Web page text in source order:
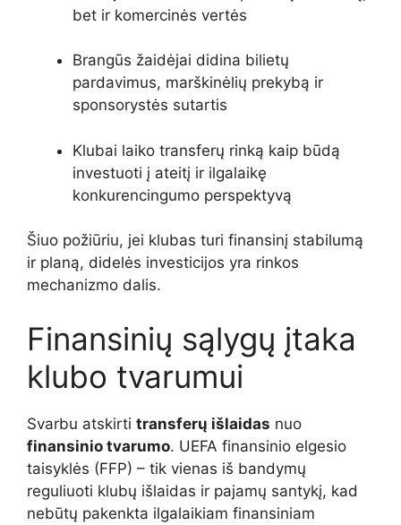
bet ir komercinės vertės
Brangūs žaidėjai didina bilietų
pardavimus, marškinėlių prekybą ir
sponsorystės sutartis
Klubai laiko transferų rinką kaip būdą
investuoti į ateitį ir ilgalaikę
konkurencingumo perspektyvą
Šiuo požiūriu, jei klubas turi finansinį stabilumą
ir planą, didelės investicijos yra rinkos
mechanizmo dalis.
Finansinių sąlygų įtaka
klubo tvarumui
Svarbu atskirti transferų išlaidas nuo
finansinio tvarumo. UEFA finansinio elgesio
taisyklės (FFP) – tik vienas iš bandymų
reguliuoti klubų išlaidas ir pajamų santykį, kad
nebūtų pakenkta ilgalaikiam finansiniam